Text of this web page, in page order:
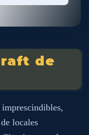
de
locales